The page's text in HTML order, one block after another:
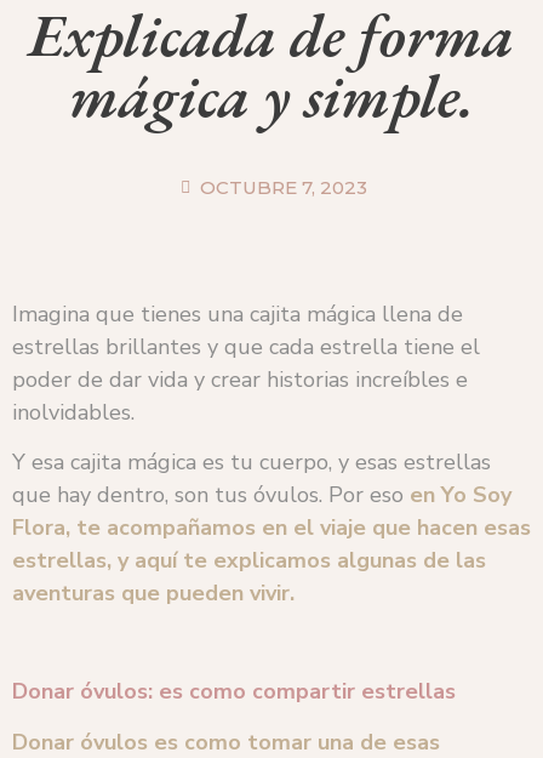
Explicada de forma
mágica y simple.
OCTUBRE 7, 2023
Imagina que tienes una cajita mágica llena de
estrellas brillantes y que cada estrella tiene el
poder de dar vida y crear historias increíbles e
inolvidables.
Y esa cajita mágica es tu cuerpo, y esas estrellas
que hay dentro, son tus óvulos. Por eso en Yo Soy
Flora, te acompañamos en el viaje que hacen esas
estrellas, y aquí te explicamos algunas de las
aventuras que pueden vivir.
Donar óvulos: es como compartir estrellas
Donar óvulos es como tomar una de esas